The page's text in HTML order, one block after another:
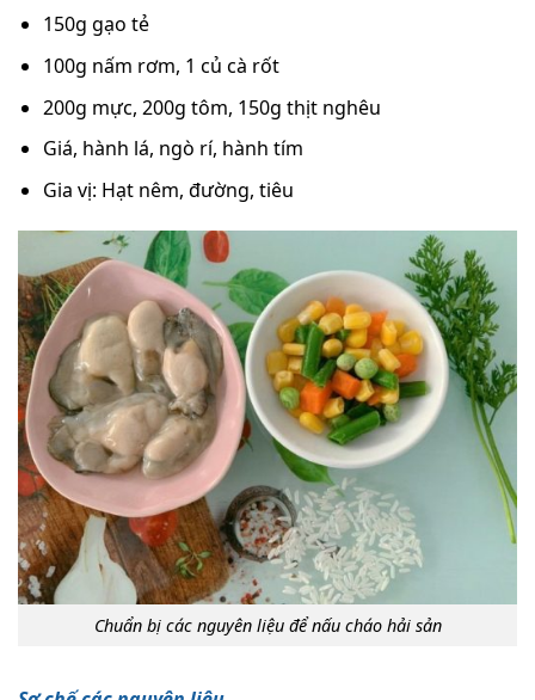
150g gạo tẻ
100g nấm rơm, 1 củ cà rốt
200g mực, 200g tôm, 150g thịt nghêu
Giá, hành lá, ngò rí, hành tím
Gia vị: Hạt nêm, đường, tiêu
Chuẩn bị các nguyên liệu để nấu cháo hải sản